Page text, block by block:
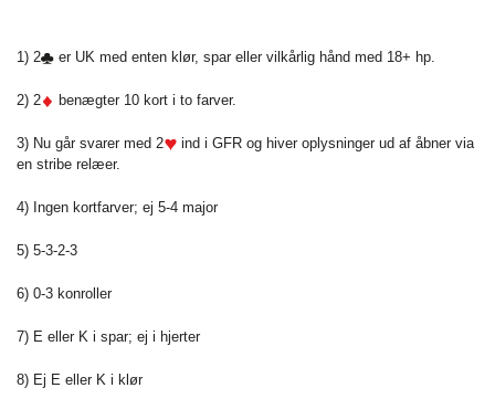
1) 2 er UK med enten klør, spar eller vilkårlig hånd med 18+ hp.
2) 2 benægter 10 kort i to farver.
3) Nu går svarer med 2
ind i GFR og hiver oplysninger ud af åbner via
en stribe relæer.
4) Ingen kortfarver; ej 5-4 major
5) 5-3-2-3
6) 0-3 konroller
7) E eller K i spar; ej i hjerter
8) Ej E eller K i klør